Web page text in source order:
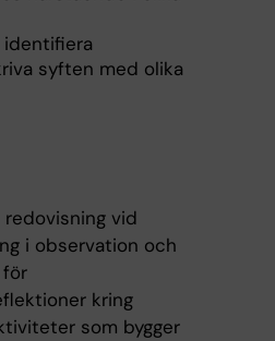
syften med olika
vid
i observation och
kring
som bygger